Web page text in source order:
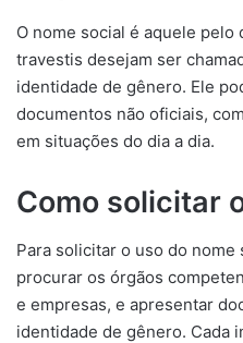
O nome social é aquele
travestis desejam ser
identidade de gênero. Ele
documentos não oficiais,
em situações do dia a dia.
Como solicitar
Para solicitar o uso do nome
procurar os órgãos
e empresas, e apresentar
identidade de gênero. Cada